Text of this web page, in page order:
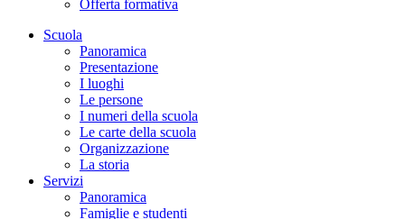
Offerta formativa
Scuola
Panoramica
Presentazione
I luoghi
Le persone
I numeri della scuola
Le carte della scuola
Organizzazione
La storia
Servizi
Panoramica
Famiglie e studenti